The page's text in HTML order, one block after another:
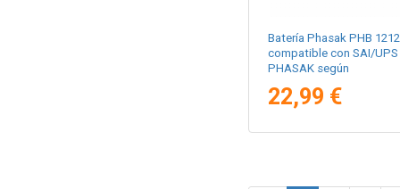
Batería Phasak PHB 1212
compatible con SAI/UPS
PHASAK según
22,99 €